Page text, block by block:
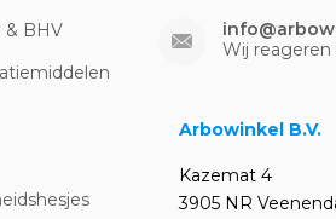
& BHV
Wij
Arbowinkel B.V.
Kazemat 4
3905 NR